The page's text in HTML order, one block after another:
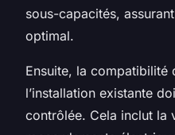
sous-capacités,
optimal.
Ensuite, la compatibilité
l’installation existante
contrôlée. Cela inclut la